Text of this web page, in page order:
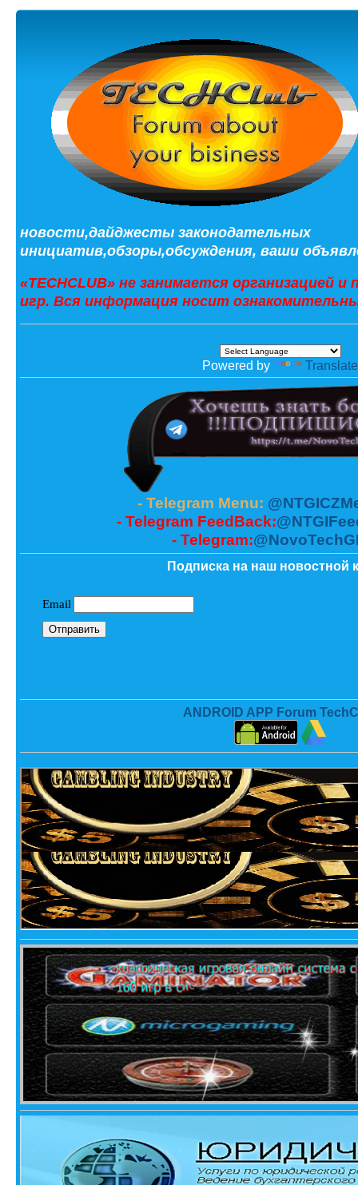
новости,дайджесты законодательных
инициатив,обзоры,обсуждения, ваши
«TECHCLUB» не занимается организацией
игр. Вся информация носит
Powered by Translate
- Telegram Menu:
- Telegram FeedBack:
- Telegram:
Подписка на наш новостной
ANDROID APP Forum